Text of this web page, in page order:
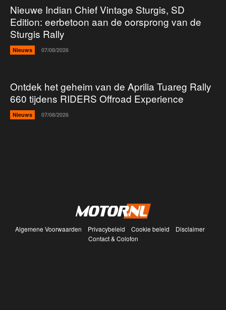
Nieuwe Indian Chief Vintage Sturgis, SD
Edition: eerbetoon aan de oorsprong van de
Sturgis Rally
Nieuws 07/08/2026
Ontdek het geheim van de Aprilia Tuareg Rally
660 tijdens RIDERS Offroad Experience
Nieuws 07/08/2026
Algemene Voorwaarden Privacybeleid Cookie beleid
Disclaimer
Contact & Colofon